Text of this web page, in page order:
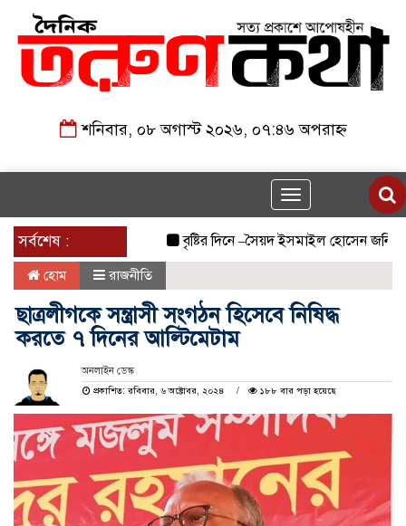
শনিবার, ০৮ অগাস্ট ২০২৬, ০৭:৪৬ অপরাহ্ন
Toggle
navigation
সর্বশেষ :
বৃষ্টির দিনে –সৈয়দ ইসমাইল হোসেন জনি
হোম রাজনীতি
ছাত্রলীগকে সন্ত্রাসী সংগঠন হিসেবে নিষিদ্ধ
করতে ৭ দিনের আল্টিমেটাম
অনলাইন ডেস্ক
প্রকাশিত: রবিবার, ৬ অক্টোবর, ২০২৪
১৮৮ বার পড়া হয়েছে